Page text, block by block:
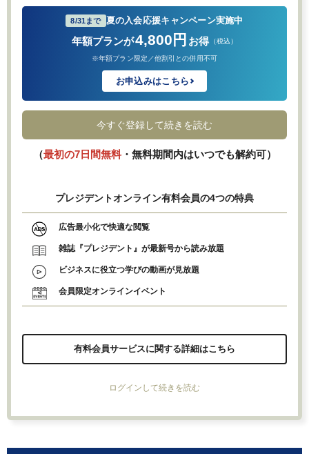
8/31まで 夏の入会応援キャンペーン実施中
年額プランが4,800円 お得 （税込）
※年額プラン限定／他割引との併用不可
お申込みはこちら
今すぐ登録して続きを読む
（最初の7日間無料・無料期間内はいつでも解約可）
プレジデントオンライン有料会員の4つの特典
広告最小化で快適な閲覧
雑誌『プレジデント』が最新号から読み放題
ビジネスに役立つ学びの動画が見放題
会員限定オンラインイベント
有料会員サービスに関する詳細はこちら
ログインして続きを読む